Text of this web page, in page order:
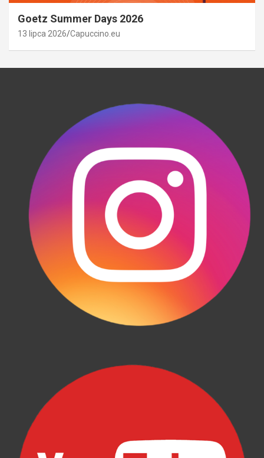
Goetz Summer Days 2026
13 lipca 2026 Capuccino.eu